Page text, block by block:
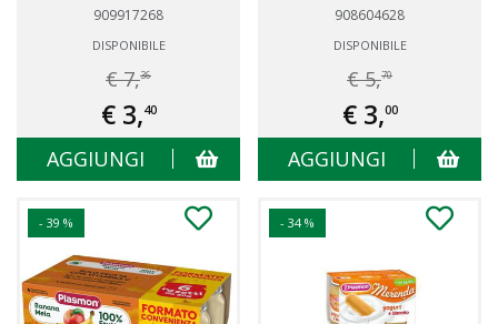
909917268
DISPONIBILE
€ 7,36
€ 3,40
AGGIUNGI
908604628
DISPONIBILE
€ 5,70
€ 3,00
AGGIUNGI
- 39 % - 34 %